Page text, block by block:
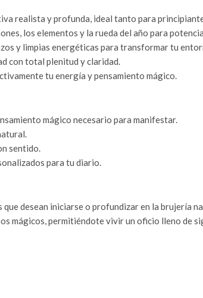
realista y profunda, ideal tanto para
los elementos y la rueda del año para
y limpias energéticas para transformar tu
con total plenitud y claridad.
tu energía y pensamiento mágico.
mágico necesario para manifestar.
sentido.
para tu diario.
desean iniciarse o profundizar en la brujería
mágicos, permitiéndote vivir un oficio lleno de